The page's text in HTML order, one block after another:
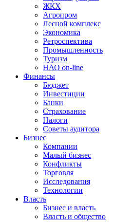
ЖКХ
Агропром
Лесной комплекс
Экономика
Ретроспектива
Промышленность
Туризм
НАО on-line
Финансы
Бюджет
Инвестиции
Банки
Страхование
Налоги
Советы аудитора
Бизнес
Компании
Малый бизнес
Конфликты
Торговля
Исследования
Технологии
Власть
Бизнес и власть
Власть и общество